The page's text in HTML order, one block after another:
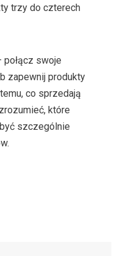
trzy do czterech
swoje
zapewnij produkty
co sprzedają
które
szczególnie